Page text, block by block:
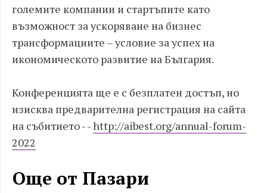
големите компании и стартъпите като
възможност за ускоряване на бизнес
трансформациите – условие за успех на
икономическото развитие на България.
Конференцията ще е с безплатен достъп, но
изисква предварителна регистрация на сайта
на събитието - -http://aibest.org/annual-forum-
2022
Още от Пазари